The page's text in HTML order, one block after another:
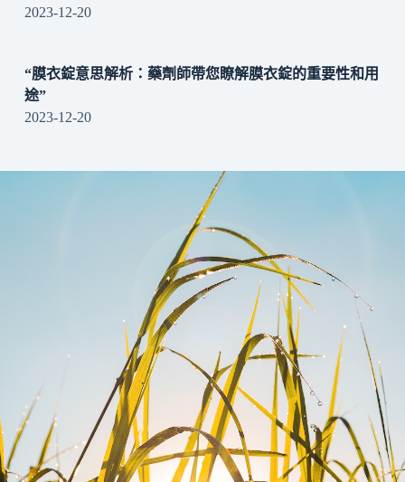
2023-12-20
“膜衣錠意思解析：藥劑師帶您瞭解膜衣錠的重要性和用
途”
2023-12-20